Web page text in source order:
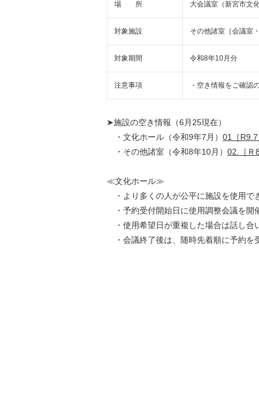
場 所 大会議室（新宮市文
対象施設 その他諸室［会議室
対象期間 令和8年10月分
注意事項 ・空き情報をご確認
➤施設の空き情報（6月25現在）
・文化ホール（令和9年7月） 01［R9.7
・その他諸室（令和8年10月） 02.［Ｒ
≪文化ホール≫
・より多くの人が公平に施設を使用で
・予約受付開始日に使用調整会議を開
・使用希望日が重複した場合は話し合
・会議終了後は、随時先着順に予約を